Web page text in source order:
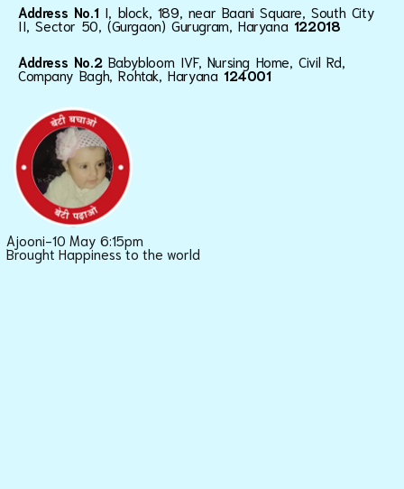
Address No.1 I, block, 189, near Baani Square, South City
II, Sector 50, (Gurgaon) Gurugram, Haryana 122018
Address No.2 Babybloom IVF, Nursing Home, Civil Rd,
Company Bagh, Rohtak, Haryana124001
Ajooni-10 May 6:15pm
Brought Happiness to the world